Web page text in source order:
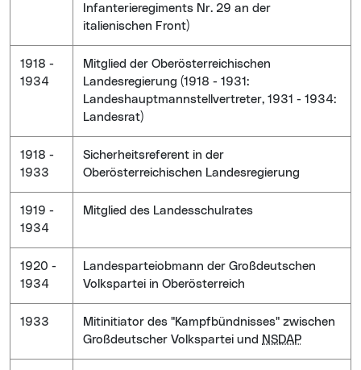
Infanterieregiments Nr. 29 an der
italienischen Front)
1918 -
1934
Mitglied der Oberösterreichischen
Landesregierung (1918 - 1931:
Landeshauptmannstellvertreter, 1931 - 1934:
Landesrat)
1918 -
1933
Sicherheitsreferent in der
Oberösterreichischen Landesregierung
1919 -
1934
Mitglied des Landesschulrates
1920 -
1934
Landesparteiobmann der Großdeutschen
Volkspartei in Oberösterreich
1933
Mitinitiator des "Kampfbündnisses" zwischen
Großdeutscher Volkspartei und NSDAP